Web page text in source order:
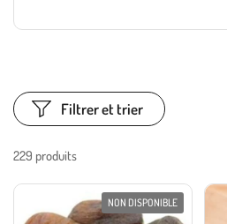
229 produits
Filtrer et trier
NON DISPONIBLE